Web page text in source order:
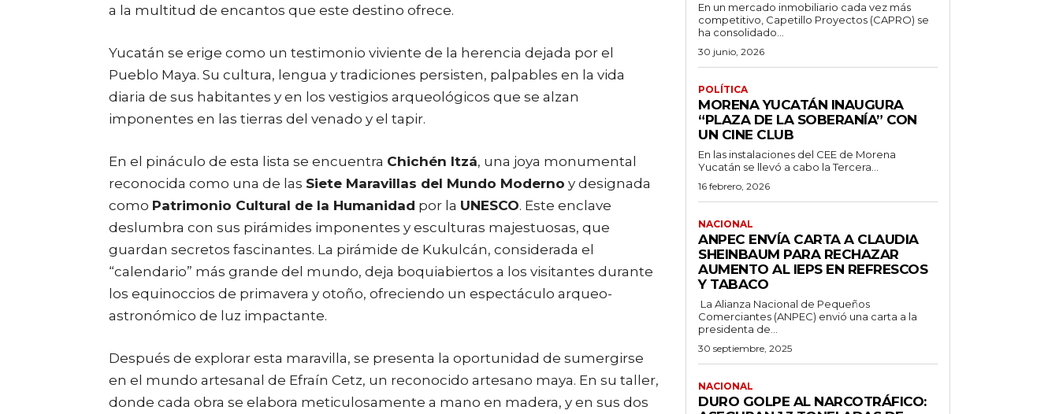
a la multitud de encantos que este destino ofrece.
Yucatán se erige como un testimonio viviente de la herencia dejada por el
Pueblo Maya. Su cultura, lengua y tradiciones persisten, palpables en la vida
diaria de sus habitantes y en los vestigios arqueológicos que se alzan
imponentes en las tierras del venado y el tapir.
En el pináculo de esta lista se encuentra Chichén Itzá, una joya monumental
reconocida como una de las Siete Maravillas del Mundo Moderno y designada
como Patrimonio Cultural de la Humanidad por la UNESCO. Este enclave
deslumbra con sus pirámides imponentes y esculturas majestuosas, que
guardan secretos fascinantes. La pirámide de Kukulcán, considerada el
“calendario” más grande del mundo, deja boquiabiertos a los visitantes durante
los equinoccios de primavera y otoño, ofreciendo un espectáculo arqueo-
astronómico de luz impactante.
Después de explorar esta maravilla, se presenta la oportunidad de sumergirse
en el mundo artesanal de Efraín Cetz, un reconocido artesano maya. En su taller,
donde cada obra se elabora meticulosamente a mano en madera, y en sus dos
En un mercado inmobiliario cada vez más
competitivo, Capetillo Proyectos (CAPRO) se
ha consolidado...
30 junio, 2026
POLÍTICA
MORENA YUCATÁN INAUGURA
“PLAZA DE LA SOBERANÍA” CON
UN CINE CLUB
En las instalaciones del CEE de Morena
Yucatán se llevó a cabo la Tercera...
16 febrero, 2026
NACIONAL
ANPEC ENVÍA CARTA A CLAUDIA
SHEINBAUM PARA RECHAZAR
AUMENTO AL IEPS EN REFRESCOS
Y TABACO
La Alianza Nacional de Pequeños
Comerciantes (ANPEC) envió una carta a la
presidenta de...
30 septiembre, 2025
NACIONAL
DURO GOLPE AL NARCOTRÁFICO: